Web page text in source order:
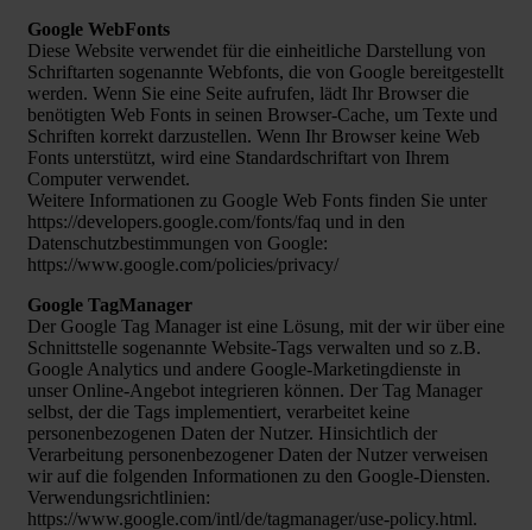
Google WebFonts
Diese Website verwendet für die einheitliche Darstellung von
Schriftarten sogenannte Webfonts, die von Google bereitgestellt
werden. Wenn Sie eine Seite aufrufen, lädt Ihr Browser die
benötigten Web Fonts in seinen Browser-Cache, um Texte und
Schriften korrekt darzustellen. Wenn Ihr Browser keine Web
Fonts unterstützt, wird eine Standardschriftart von Ihrem
Computer verwendet.
Weitere Informationen zu Google Web Fonts finden Sie unter
https://developers.google.com/fonts/faq und in den
Datenschutzbestimmungen von Google:
https://www.google.com/policies/privacy/
Google TagManager
Der Google Tag Manager ist eine Lösung, mit der wir über eine
Schnittstelle sogenannte Website-Tags verwalten und so z.B.
Google Analytics und andere Google-Marketingdienste in
unser Online-Angebot integrieren können. Der Tag Manager
selbst, der die Tags implementiert, verarbeitet keine
personenbezogenen Daten der Nutzer. Hinsichtlich der
Verarbeitung personenbezogener Daten der Nutzer verweisen
wir auf die folgenden Informationen zu den Google-Diensten.
Verwendungsrichtlinien:
https://www.google.com/intl/de/tagmanager/use-policy.html.